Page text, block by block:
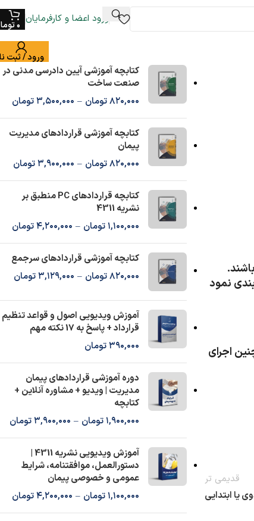
ورود اعضا و کارفرمایان 0
ورود / ثبت
نمود
اجرای
قدیمی تر
یا ابتدایی
کتابچه آموزشی آیین دادرسی مدنی در
صنعت ساخت
820,000تومان –
3,500,000تومان
کتابچه آموزشی قراردادهای مدیریت
پیمان
820,000تومان –
3,900,000تومان
کتابچه قراردادهای PC منطبق بر
نشریه 4311
1,100,000تومان –
4,200,000تومان
کتابچه آموزشی قراردادهای سرجمع
820,000تومان –
3,129,000تومان
آموزش ویدیویی اصول و قواعد تنظیم
قرارداد + پاسخ به 17 نکته مهم
390,000تومان
دوره آموزشی قراردادهای پیمان
مدیریت | ویدیو + مشاوره آنلاین +
کتابچه
1,900,000تومان –
3,900,000تومان
آموزش ویدیویی نشریه 4311 |
دستورالعمل، موافقتنامه، شرایط
عمومی و خصوصی پیمان
1,100,000تومان –
4,200,000تومان